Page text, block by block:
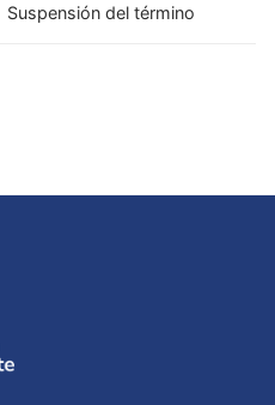
Suspensión del término